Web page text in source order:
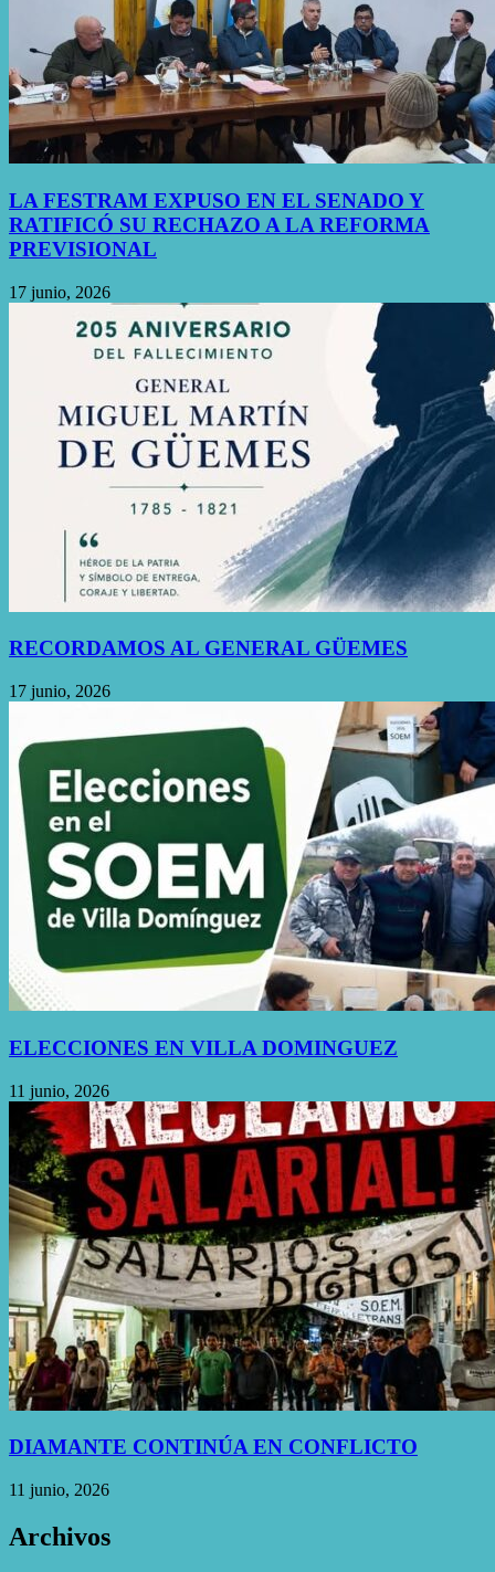
LA FESTRAM EXPUSO EN EL SENADO Y
RATIFICÓ SU RECHAZO A LA REFORMA
PREVISIONAL
17 junio, 2026
RECORDAMOS AL GENERAL GÜEMES
17 junio, 2026
ELECCIONES EN VILLA DOMINGUEZ
11 junio, 2026
DIAMANTE CONTINÚA EN CONFLICTO
11 junio, 2026
Archivos